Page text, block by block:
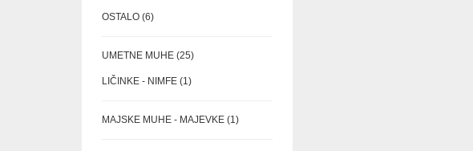
OSTALO 66
UMETNE MUHE 2525
LIČINKE - NIMFE 11
MAJSKE MUHE - MAJEVKE 11